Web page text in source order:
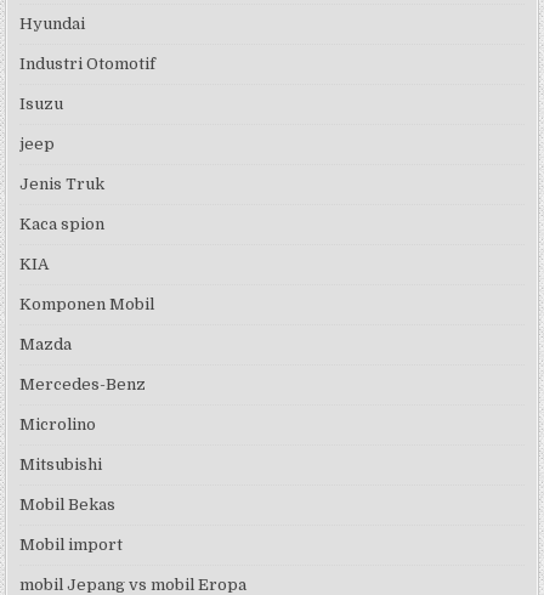
Hyundai
Industri Otomotif
Isuzu
jeep
Jenis Truk
Kaca spion
KIA
Komponen Mobil
Mazda
Mercedes-Benz
Microlino
Mitsubishi
Mobil Bekas
Mobil import
mobil Jepang vs mobil Eropa